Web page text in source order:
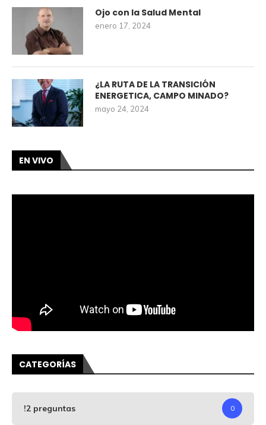
Ojo con la Salud Mental
enero 17, 2024
¿LA RUTA DE LA TRANSICIÓN
ENERGETICA, CAMPO MINADO?
mayo 24, 2024
EN VIVO
CATEGORÍAS
!2 preguntas 0